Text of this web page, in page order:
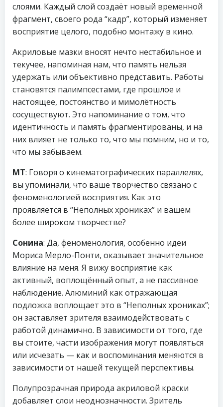
слоями. Каждый слой создаёт новый временной
фрагмент, своего рода “кадр”, который изменяет
восприятие целого, подобно монтажу в кино.
Акриловые мазки вносят нечто нестабильное и
текучее, напоминая нам, что память нельзя
удержать или объективно представить. Работы
становятся палимпсестами, где прошлое и
настоящее, постоянство и мимолётность
сосуществуют. Это напоминание о том, что
идентичность и память фрагментированы, и на
них влияет не только то, что мы помним, но и то,
что мы забываем.
МТ: Говоря о кинематографических параллелях,
вы упоминали, что ваше творчество связано с
феноменологией восприятия. Как это
проявляется в “Неполных хрониках” и вашем
более широком творчестве?
Сонина: Да, феноменология, особенно идеи
Мориса Мерло-Понти, оказывает значительное
влияние на меня. Я вижу восприятие как
активный, воплощённый опыт, а не пассивное
наблюдение. Алюминий как отражающая
подложка воплощает это в “Неполных хрониках”;
он заставляет зрителя взаимодействовать с
работой динамично. В зависимости от того, где
вы стоите, части изображения могут появляться
или исчезать — как и воспоминания меняются в
зависимости от нашей текущей перспективы.
Полупрозрачная природа акриловой краски
добавляет слои неоднозначности. Зритель